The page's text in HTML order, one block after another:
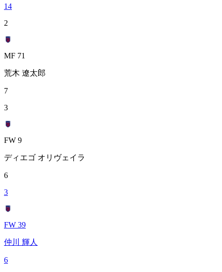
14
2
MF 71
荒木 遼太郎
7
3
FW 9
ディエゴ オリヴェイラ
6
3
FW 39
仲川 輝人
6